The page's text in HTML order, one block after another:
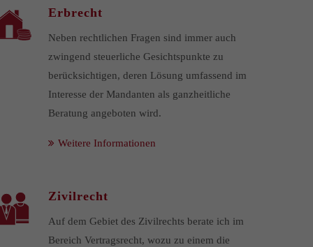
Erbrecht
Neben rechtlichen Fragen sind immer auch
zwingend steuerliche Gesichtspunkte zu
berücksichtigen, deren Lösung umfassend im
Interesse der Mandanten als ganzheitliche
Beratung angeboten wird.
Weitere Informationen
Zivilrecht
Auf dem Gebiet des Zivilrechts berate ich im
Bereich Vertragsrecht, wozu zu einem die